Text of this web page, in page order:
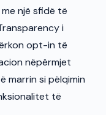
një sfidë të
i
opt-in të
nëpërmjet
marrin si pëlqimin
të